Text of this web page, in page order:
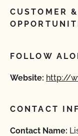
CUSTOMER
FOLLOW
Website: http://
CONTACT
Contact Name: